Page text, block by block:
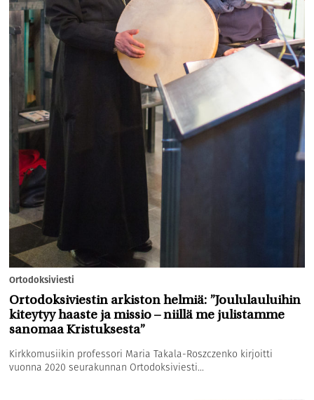
Ortodoksiviesti
Ortodoksiviestin arkiston helmiä: ”Joululauluihin
kiteytyy haaste ja missio – niillä me julistamme
sanomaa Kristuksesta”
Kirkkomusiikin professori Maria Takala-Roszczenko kirjoitti
vuonna 2020 seurakunnan Ortodoksiviesti...